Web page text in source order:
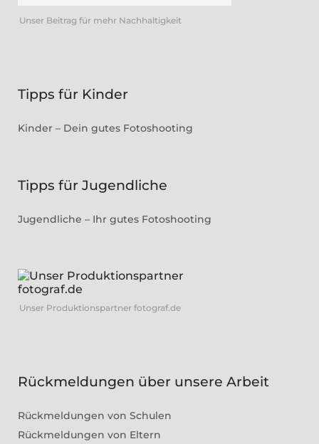
Unser Beitrag für mehr Nachhaltigkeit
Tipps für Kinder
Kinder – Dein gutes Fotoshooting
Tipps für Jugendliche
Jugendliche – Ihr gutes Fotoshooting
Unser Produktionspartner fotograf.de
Rückmeldungen über unsere Arbeit
Rückmeldungen von Schulen
Rückmeldungen von Eltern